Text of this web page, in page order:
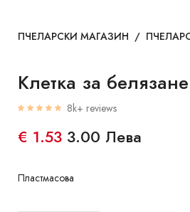
ПЧЕЛАРСКИ МАГАЗИН /
Клетка за
8k+ reviews
€ 1.53 3.00 Лева
Пластмасова